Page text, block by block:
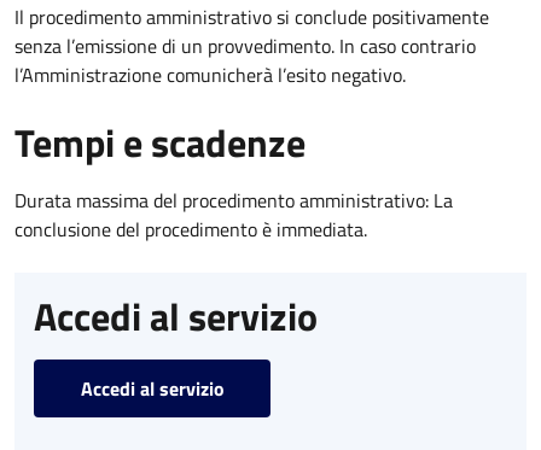
Il procedimento amministrativo si conclude positivamente
senza l’emissione di un provvedimento. In caso contrario
l’Amministrazione comunicherà l’esito negativo.
Tempi e scadenze
Durata massima del procedimento amministrativo: La
conclusione del procedimento è immediata.
Accedi al servizio
Accedi al servizio